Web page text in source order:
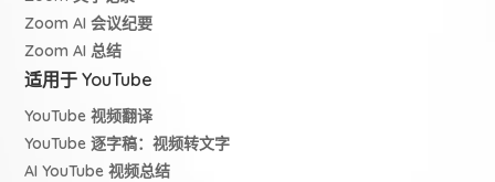
Zoom AI 会议纪要
Zoom AI 总结
适用于 YouTube
YouTube 视频翻译
YouTube 逐字稿：视频转文字
AI YouTube 视频总结